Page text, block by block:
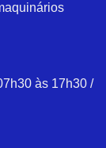
às 17h30 /